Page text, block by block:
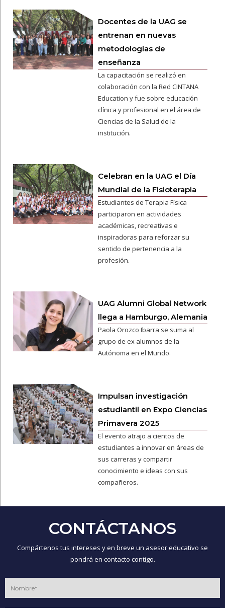
Docentes de la UAG se
entrenan en nuevas
metodologías de
enseñanza
La capacitación se realizó en
colaboración con la Red CINTANA
Education y fue sobre educación
clínica y profesional en el área de
Ciencias de la Salud de la
institución.
Celebran en la UAG el Día
Mundial de la Fisioterapia
Estudiantes de Terapia Física
participaron en actividades
académicas, recreativas e
inspiradoras para reforzar su
sentido de pertenencia a la
profesión.
UAG Alumni Global Network
llega a Hamburgo, Alemania
Paola Orozco Ibarra se suma al
grupo de ex alumnos de la
Autónoma en el Mundo.
Impulsan investigación
estudiantil en Expo Ciencias
Primavera 2025
El evento atrajo a cientos de
estudiantes a innovar en áreas de
sus carreras y compartir
conocimiento e ideas con sus
compañeros.
CONTÁCTANOS
Compártenos tus intereses y en breve un asesor educativo se
pondrá en contacto contigo.